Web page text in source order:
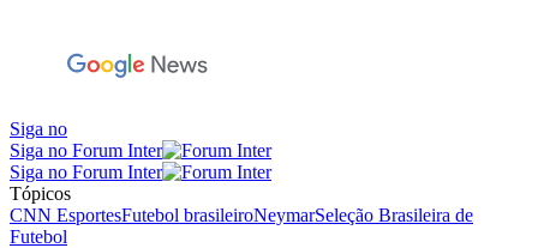
Siga no
Siga no Forum Inter
Siga no Forum Inter
Tópicos
CNN EsportesFutebol brasileiroNeymarSeleção Brasileira de
Futebol